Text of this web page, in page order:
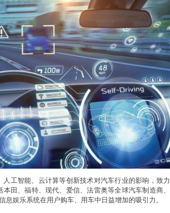
工智能、云计算等创新技术对汽车行业的影响，致力
田、福特、现代、爱信、法雷奥等全球汽车制造商、
息娱乐系统在用户购车、用车中日益增加的吸引力。